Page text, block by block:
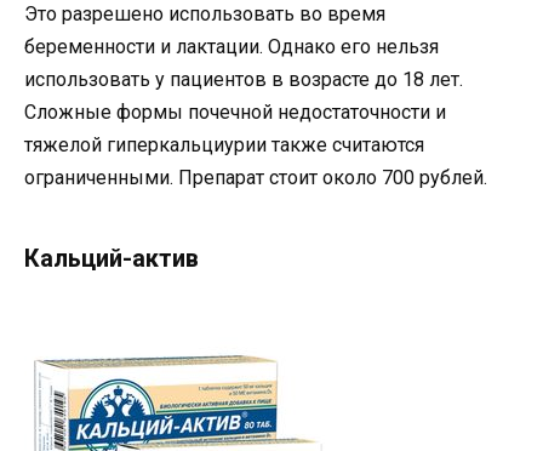
Это разрешено использовать во время
беременности и лактации. Однако его нельзя
использовать у пациентов в возрасте до 18 лет.
Сложные формы почечной недостаточности и
тяжелой гиперкальциурии также считаются
ограниченными. Препарат стоит около 700 рублей.
Кальций-актив